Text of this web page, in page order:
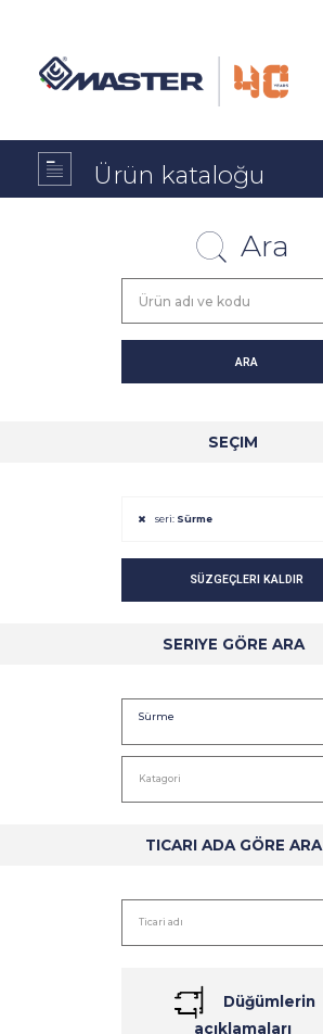
Ürün kataloğu
Ara
SEÇIM
seri: Sürme
SÜZGEÇLERI KALDIR
SERIYE GÖRE ARA
Sürme
TICARI ADA GÖRE ARA
Düğümlerin
açıklamaları